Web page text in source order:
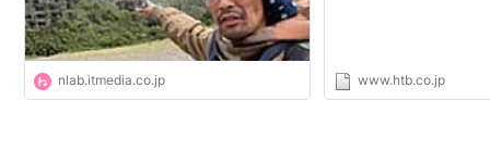
nlab.itmedia.co.jp www.htb.co.jp